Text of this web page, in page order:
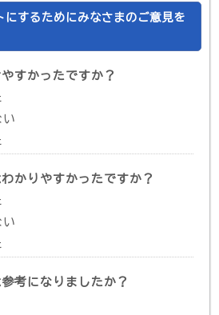
にするためにみなさまのご意見を
すかったですか？
い
かりやすかったですか？
い
考になりましたか？